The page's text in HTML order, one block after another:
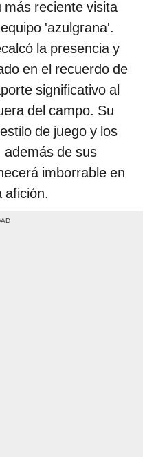
reciente visita
'azulgrana'.
la presencia y
en el recuerdo de
significativo al
del campo. Su
de juego y los
además de sus
imborrable en
afición.